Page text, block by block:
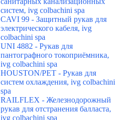
систем, ivg colbachini spa
CAVI 99 - Защитный рукав для
электрического кабеля, ivg
colbachini spa
UNI 4882 - Рукав для
пантографного токоприёмника,
ivg colbachini spa
HOUSTON/PET - Рукав для
систем охлаждения, ivg colbachini
spa
RAILFLEX - Железнодорожный
рукав для отстранения балласта,
ivg colbachini spa